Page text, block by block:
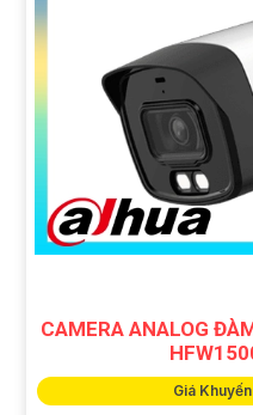
CAMERA ANALOG
Giá